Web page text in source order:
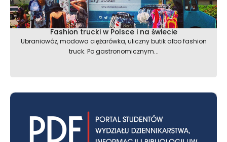
Fashion trucki w Polsce i na świecie
Ubraniowóz, modowa ciężarówka, uliczny butik albo fashion
truck. Po gastronomicznym...